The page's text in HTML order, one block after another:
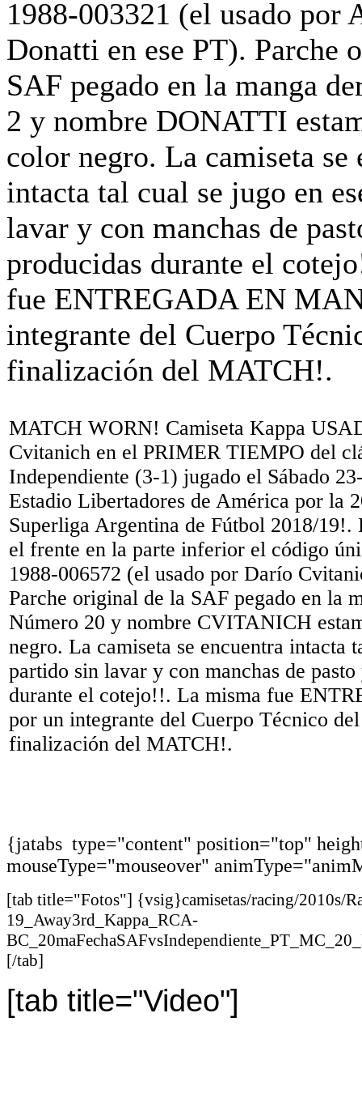
MATCH WORN! Camiseta Kappa
Cvitanich en el PRIMER TIEMPO del
Independiente (3-1) jugado el Sábado
Estadio Libertadores de América por la
Superliga Argentina de Fútbol 2018/19!.
el frente en la parte inferior el código
1988-006572 (el usado por Darío
Parche original de la SAF pegado en la
Número 20 y nombre CVITANICH
negro. La camiseta se encuentra intacta
partido sin lavar y con manchas de
durante el cotejo!!. La misma fue
por un integrante del Cuerpo Técnico
finalización del MATCH!.
{jatabs type="content" position="top"
mouseType="mouseover"
[tab title="Fotos"] {vsig}camisetas/racing/2010s/
19_Away3rd_Kappa_RCA-
[/tab]
[tab title="Video"]